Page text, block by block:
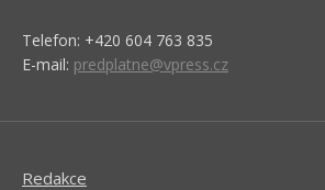
Telefon: +420 604 763 835
E-mail: predplatne@vpress.cz
Redakce